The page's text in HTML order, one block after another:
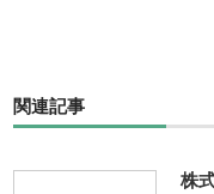
関連記事
株